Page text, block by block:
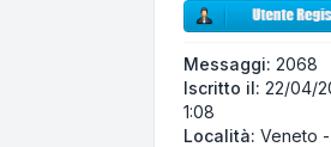
Messaggi: 2068
Iscritto il: 22/04/
1:08
Località: Veneto -